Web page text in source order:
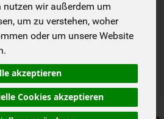
nutzen wir außerdem um
um zu verstehen, woher
oder um unsere Website
akzeptieren
Cookies akzeptieren
g Kg
Anzahl